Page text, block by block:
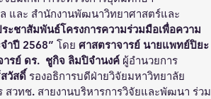
และ สำนักงานพัฒนาวิทยาศาสตร์และ
ระชาสัมพันธ์โครงการความร่วมมือเพื่อความ
ำปี 2568” โดย ศาสตราจารย์ นายแพทย์ปิยะ
รย์ ดร.  ชูกิจ ลิมปิจำนงค์ ผู้อำนวยการ
วัสดิ์ รองอธิการบดีฝ่ายวิจัยมหาวิทยาลัย
สวทช. สายงานบริหารการวิจัยและพัฒนา ร่วม